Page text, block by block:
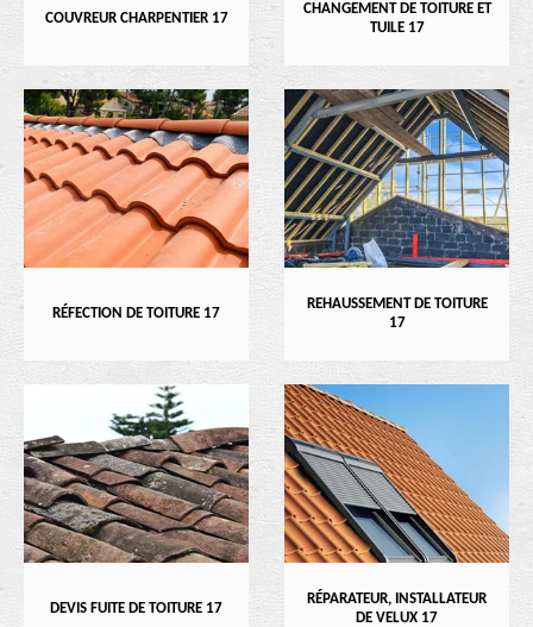
COUVREUR CHARPENTIER 17
CHANGEMENT DE TOITURE ET
TUILE 17
RÉFECTION DE TOITURE 17
REHAUSSEMENT DE TOITURE
17
DEVIS FUITE DE TOITURE 17
RÉPARATEUR, INSTALLATEUR
DE VELUX 17